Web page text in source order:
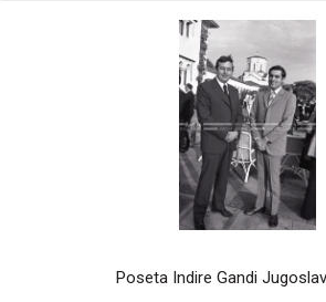
Poseta Indire Gandi